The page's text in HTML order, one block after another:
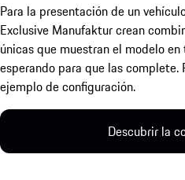
Para la presentación de un
Exclusive Manufaktur crean
únicas que muestran el modelo
esperando para que las
ejemplo de configuración.
Descubrir la